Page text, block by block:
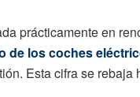
prácticamente en
de los coches
Esta cifra se rebaja